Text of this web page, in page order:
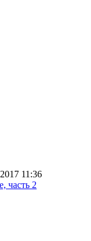
11:36
часть 2